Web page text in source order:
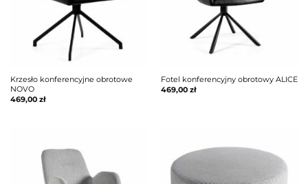
Krzesło konferencyjne obrotowe
NOVO
469,00 zł
Fotel konferencyjny obrotowy ALICE
469,00 zł